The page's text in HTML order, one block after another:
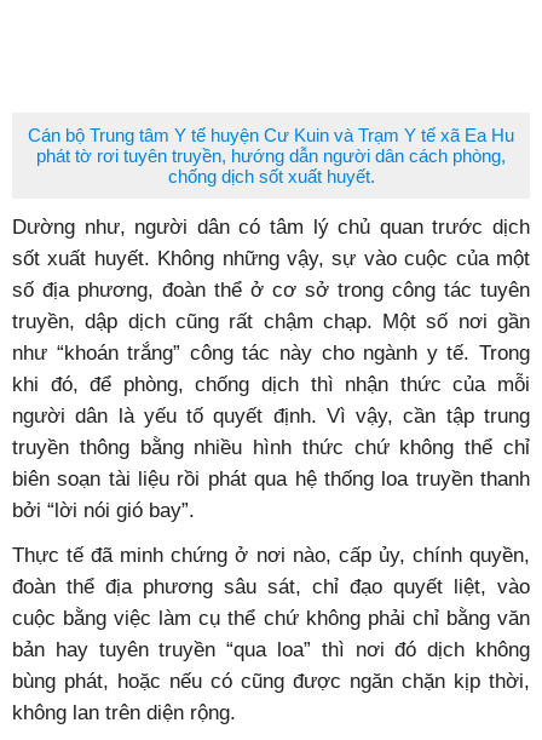
Cán bộ Trung tâm Y tế huyện Cư Kuin và Trạm Y tế xã Ea Hu
phát tờ rơi tuyên truyền, hướng dẫn người dân cách phòng,
chống dịch sốt xuất huyết.
Dường như, người dân có tâm lý chủ quan trước dịch
sốt xuất huyết. Không những vậy, sự vào cuộc của một
số địa phương, đoàn thể ở cơ sở trong công tác tuyên
truyền, dập dịch cũng rất chậm chạp. Một số nơi gần
như “khoán trắng” công tác này cho ngành y tế. Trong
khi đó, để phòng, chống dịch thì nhận thức của mỗi
người dân là yếu tố quyết định. Vì vậy, cần tập trung
truyền thông bằng nhiều hình thức chứ không thể chỉ
biên soạn tài liệu rồi phát qua hệ thống loa truyền thanh
bởi “lời nói gió bay”.
Thực tế đã minh chứng ở nơi nào, cấp ủy, chính quyền,
đoàn thể địa phương sâu sát, chỉ đạo quyết liệt, vào
cuộc bằng việc làm cụ thể chứ không phải chỉ bằng văn
bản hay tuyên truyền “qua loa” thì nơi đó dịch không
bùng phát, hoặc nếu có cũng được ngăn chặn kịp thời,
không lan trên diện rộng.